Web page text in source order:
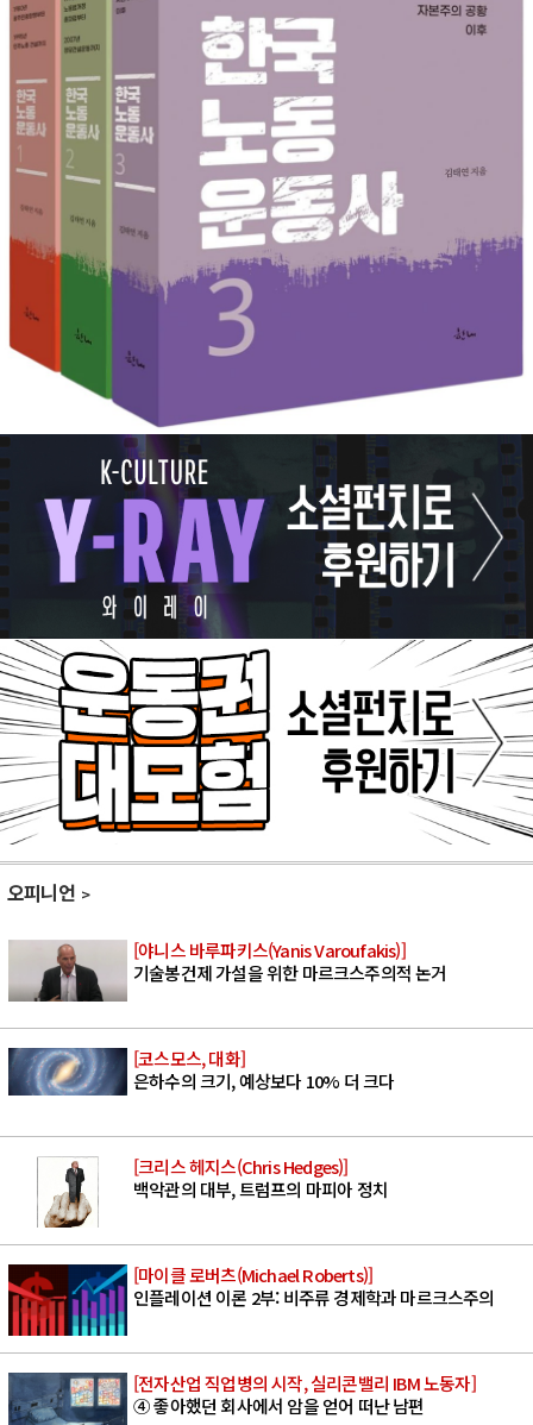
오피니언
[야니스 바루파키스(Yanis Varoufakis)]
기술봉건제 가설을 위한 마르크스주의적 논거
[코스모스, 대화]
은하수의 크기, 예상보다 10% 더 크다
[크리스 헤지스(Chris Hedges)]
백악관의 대부, 트럼프의 마피아 정치
[마이클 로버츠(Michael Roberts)]
인플레이션 이론 2부: 비주류 경제학과 마르크스주의
[전자산업 직업병의 시작, 실리콘밸리 IBM 노동자]
④ 좋아했던 회사에서 암을 얻어 떠난 남편